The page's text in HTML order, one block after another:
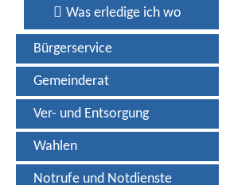
Was erledige ich wo
Bürgerservice
Gemeinderat
Ver- und Entsorgung
Wahlen
Notrufe und Notdienste